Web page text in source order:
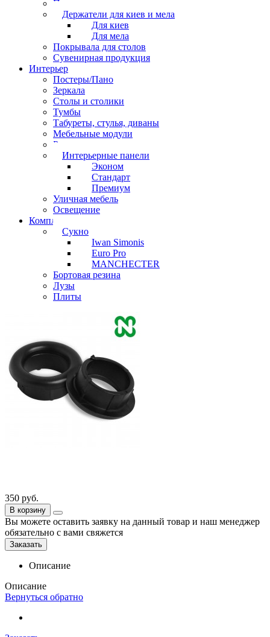
Перчатки
Держатели для киев и мела
Для киев
Для мела
Покрывала для столов
Сувенирная продукция
Интерьер
Постеры/Пано
Зеркала
Столы и столики
Тумбы
Табуреты, стулья, диваны
Мебельные модули
Рамы под картины
Интерьерные панели
Эконом
Стандарт
Премиум
Уличная мебель
Освещение
Комплектующие
Сукно
Iwan Simonis
Euro Pro
MANCHECTER
Бортовая резина
Лузы
Плиты
350 руб.
В корзину
Вы можете оставить заявку на данный товар и наш менеджер
обязательно с вами свяжется
Заказать
Описание
Описание
Вернуться обратно